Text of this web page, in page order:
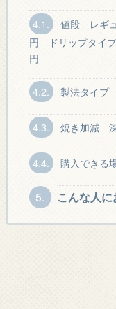
4.1.
値段 レギ
円 ドリップタイ
円
4.2. 製法タイプ
4.3. 焼き加減
4.4. 購入できる
5. こんな人に